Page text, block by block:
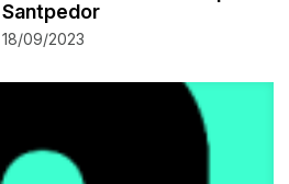
Santpedor
18/09/2023